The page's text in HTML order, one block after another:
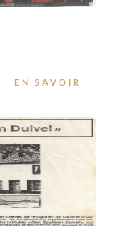
EN SAVOIR